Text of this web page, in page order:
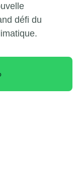
défi du